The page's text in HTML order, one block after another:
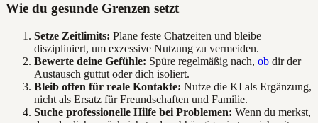
Wie du gesunde Grenzen setzt
Setze Zeitlimits: Plane feste Chatzeiten und bleibe
diszipliniert, um exzessive Nutzung zu vermeiden.
Bewerte deine Gefühle: Spüre regelmäßig nach, ob dir der
Austausch guttut oder dich isoliert.
Bleib offen für reale Kontakte: Nutze die KI als Ergänzung,
nicht als Ersatz für Freundschaften und Familie.
Suche professionelle Hilfe bei Problemen: Wenn du merkst,